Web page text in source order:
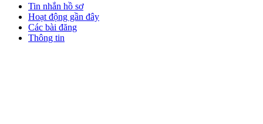
Tin nhắn hồ sơ
Hoạt động gần đây
Các bài đăng
Thông tin